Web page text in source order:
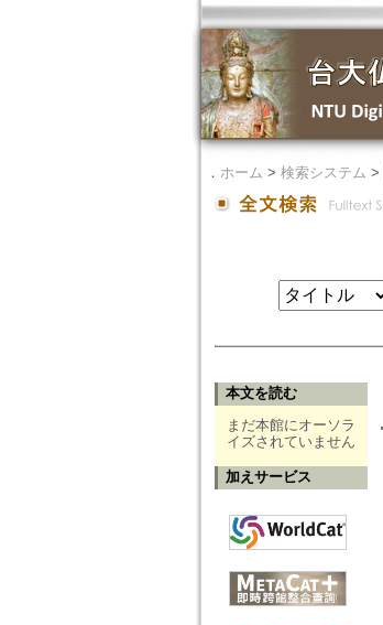
． ホーム > 検索システム >
本文を読む
まだ本館にオーソラ
イズされていません
加えサービス